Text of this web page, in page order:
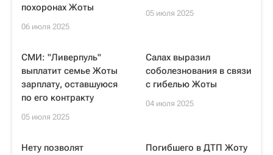
похоронах Жоты
06 июля 2025
05 июля 2025
СМИ: "Ливерпуль"
выплатит семье Жоты
зарплату, оставшуюся
по его контракту
05 июля 2025
Салах выразил
соболезнования в связи
с гибелью Жоты
04 июля 2025
Нету позволят
Погибшего в ДТП Жоту